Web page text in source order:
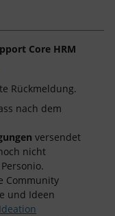
Core HRM
Rückmeldung.
nach dem
versendet
nicht
Community
und Ideen
Ideation